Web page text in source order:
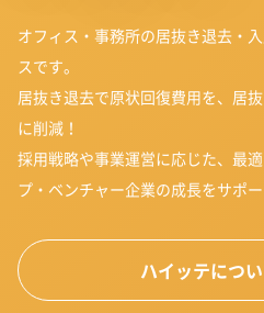
オフィス・事務所の居抜き退去・
スです。
居抜き退去で原状回復費用を、居
に削減！
採用戦略や事業運営に応じた、最
プ・ベンチャー企業の成長をサポー
ハイッテにつ